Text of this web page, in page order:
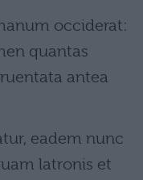
occiderat:
quantas
antea
eadem nunc
latronis et